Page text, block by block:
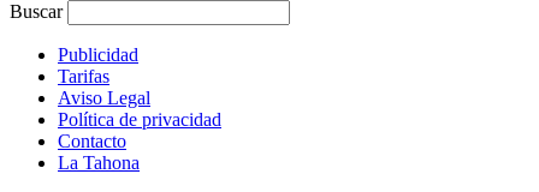
Buscar
Publicidad
Tarifas
Aviso Legal
Política de privacidad
Contacto
La Tahona